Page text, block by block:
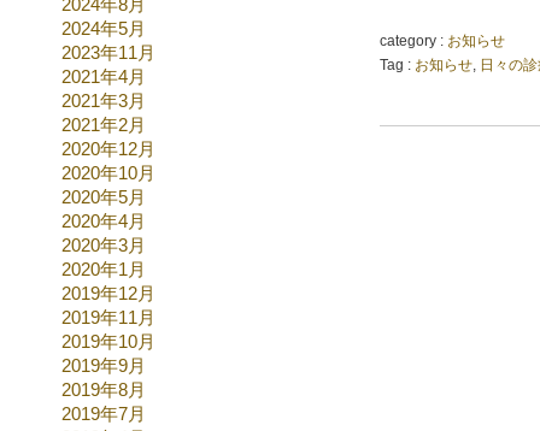
2024年8月
2024年5月
2023年11月
2021年4月
2021年3月
2021年2月
2020年12月
2020年10月
2020年5月
2020年4月
2020年3月
2020年1月
2019年12月
2019年11月
2019年10月
2019年9月
2019年8月
2019年7月
category : お知らせ
Tag : お知らせ, 日々の